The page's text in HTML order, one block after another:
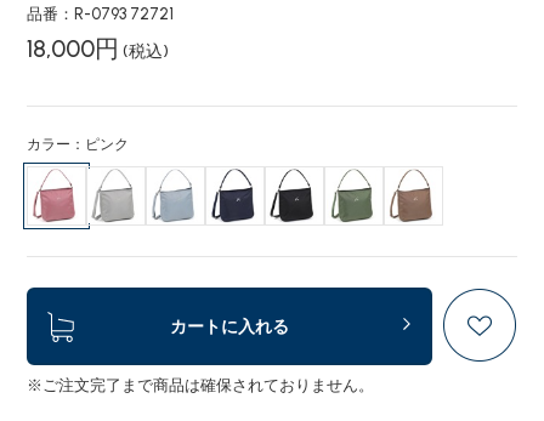
品番：R-0793 72721
18,000円 (税込)
カラー：ピンク
カートに入れる
※ご注文完了まで商品は確保されておりません。